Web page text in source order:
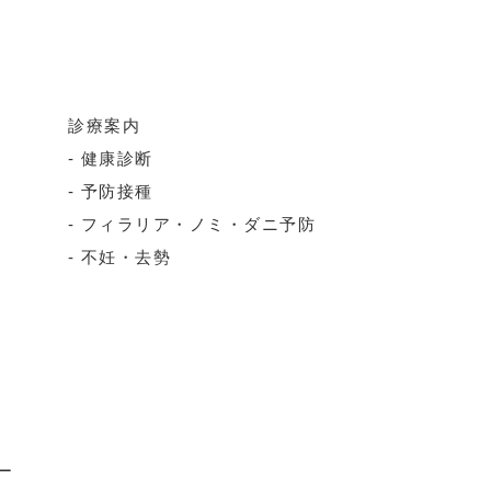
診療案内
健康診断
予防接種
フィラリア・ノミ・ダニ予防
不妊・去勢